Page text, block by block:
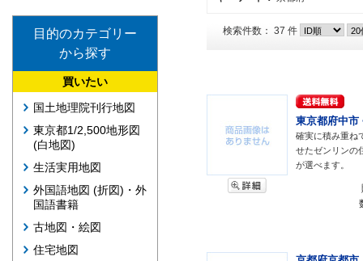
目的のカテゴリー
から探す
買いたい
国土地理院刊行地図
東京都1/2,500地形図
(白地図)
生活実用地図
外国語地図 (折図)・外
国語書籍
古地図・絵図
住宅地図
検索件数： 37 件
東京都府中市
確実に積み重ね
せたゼンリンの
が選べます。